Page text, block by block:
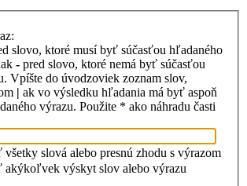
slovo, ktoré musí byť súčasťou hľadaného
- pred slovo, ktoré nemá byť súčasťou
Vpíšte do úvodzoviek zoznam slov,
| ak vo výsledku hľadania má byť aspoň
výrazu. Použite * ako náhradu časti
slová alebo presnú zhodu s výrazom
výskyt slov alebo výrazu